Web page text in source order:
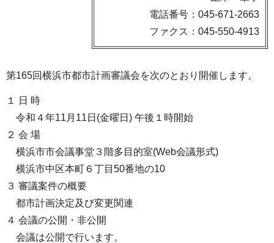
電話番号：045-671-2663
ファクス：045-550-4913
第165回横浜市都市計画審議会を次のとおり開催します。
１ 日 時
令和４年11月11日(金曜日) 午後１時開始
２ 会 場
横浜市市会議事堂３階多目的室(Web会議形式)
横浜市中区本町６丁目50番地の10
３ 審議案件の概要
都市計画決定及び変更関連
４ 会議の公開・非公開
会議は公開で行います。